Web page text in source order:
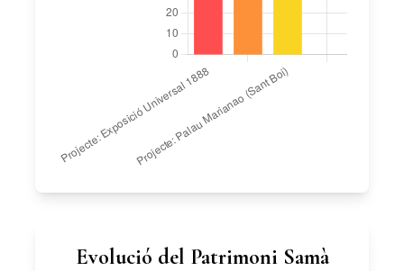
Evolució del Patrimoni Samà